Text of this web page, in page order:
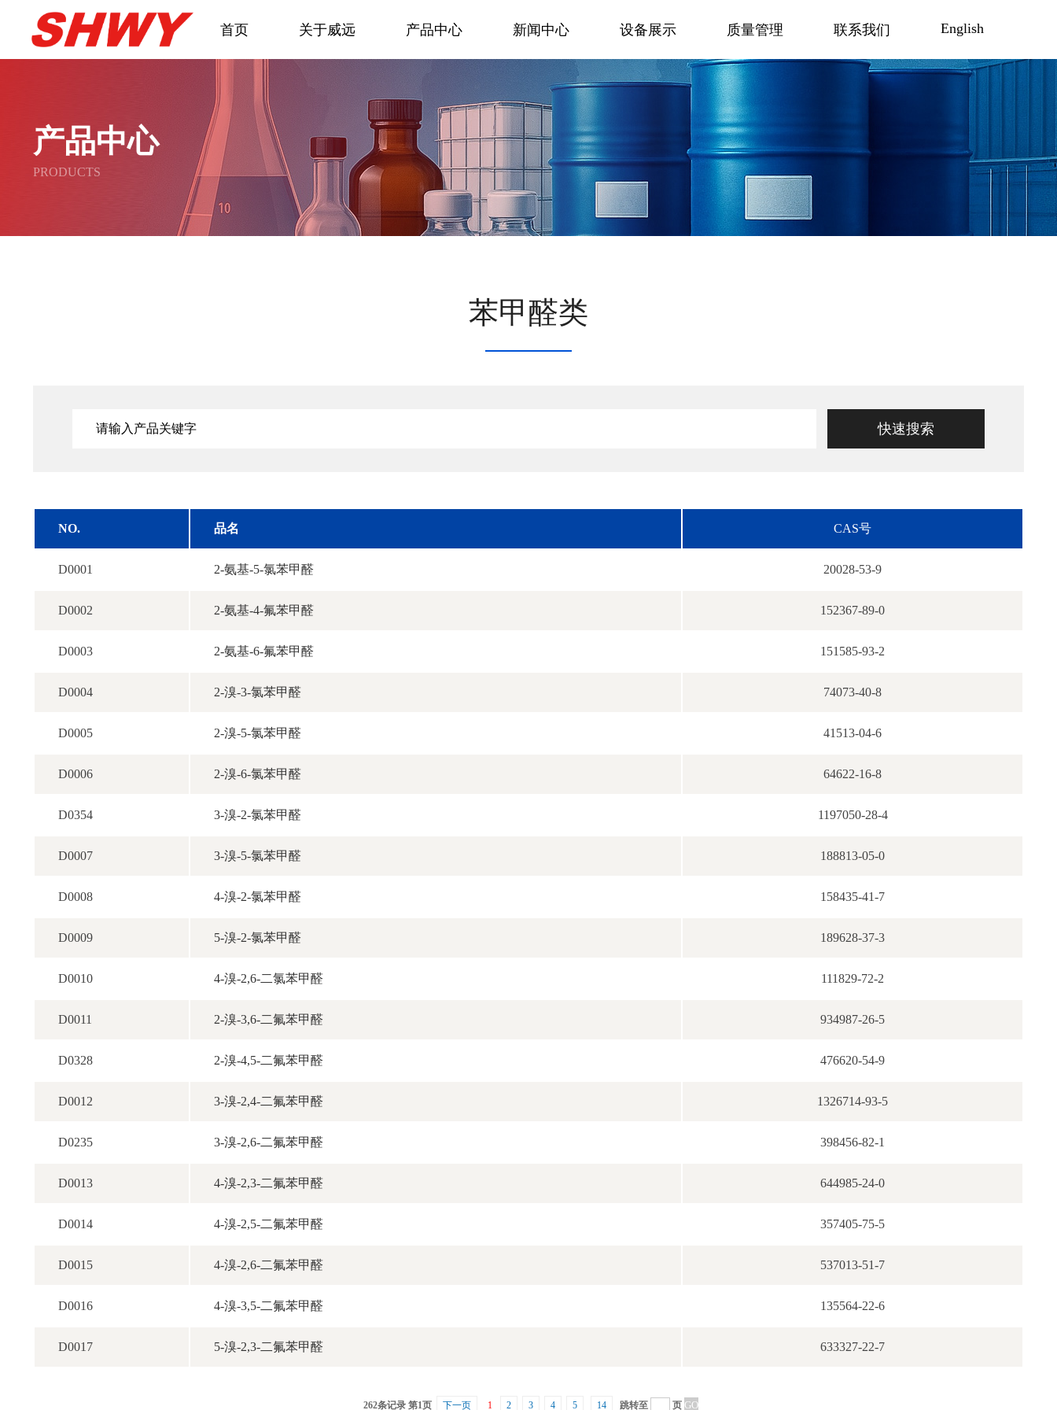
首页 关于威远 产品中心 新闻中心 设备展示 质量管理 联系我们 English
产品中心
PRODUCTS
苯甲醛类
NO. 品名 CAS号
D0001 2-氨基-5-氯苯甲醛 20028-53-9
D0002 2-氨基-4-氟苯甲醛 152367-89-0
D0003 2-氨基-6-氟苯甲醛 151585-93-2
D0004 2-溴-3-氯苯甲醛 74073-40-8
D0005 2-溴-5-氯苯甲醛 41513-04-6
D0006 2-溴-6-氯苯甲醛 64622-16-8
D0354 3-溴-2-氯苯甲醛 1197050-28-4
D0007 3-溴-5-氯苯甲醛 188813-05-0
D0008 4-溴-2-氯苯甲醛 158435-41-7
D0009 5-溴-2-氯苯甲醛 189628-37-3
D0010 4-溴-2,6-二氯苯甲醛 111829-72-2
D0011 2-溴-3,6-二氟苯甲醛 934987-26-5
D0328 2-溴-4,5-二氟苯甲醛 476620-54-9
D0012 3-溴-2,4-二氟苯甲醛 1326714-93-5
D0235 3-溴-2,6-二氟苯甲醛 398456-82-1
D0013 4-溴-2,3-二氟苯甲醛 644985-24-0
D0014 4-溴-2,5-二氟苯甲醛 357405-75-5
D0015 4-溴-2,6-二氟苯甲醛 537013-51-7
D0016 4-溴-3,5-二氟苯甲醛 135564-22-6
D0017 5-溴-2,3-二氟苯甲醛 633327-22-7
262条记录 第1页 下一页 1 2 3 4 5 14 跳转至 页